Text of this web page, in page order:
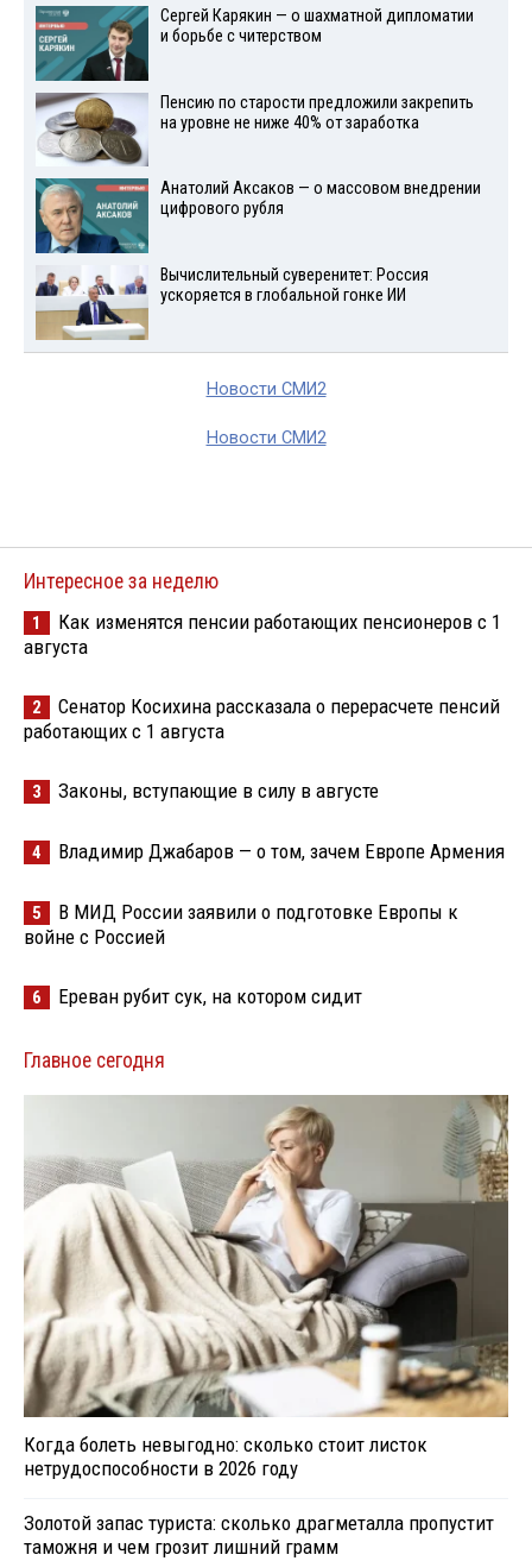
Сергей Карякин — о шахматной дипломатии
и борьбе с читерством
Пенсию по старости предложили закрепить
на уровне не ниже 40% от заработка
Анатолий Аксаков — о массовом внедрении
цифрового рубля
Вычислительный суверенитет: Россия
ускоряется в глобальной гонке ИИ
Новости СМИ2
Новости СМИ2
Интересное за неделю
1
Как изменятся пенсии работающих пенсионеров с 1
августа
2
Сенатор Косихина рассказала о перерасчете пенсий
работающих с 1 августа
3 Законы, вступающие в силу в августе
4 Владимир Джабаров — о том, зачем Европе Армения
5
В МИД России заявили о подготовке Европы к
войне с Россией
6 Ереван рубит сук, на котором сидит
Главное сегодня
Когда болеть невыгодно: сколько стоит листок
нетрудоспособности в 2026 году
Золотой запас туриста: сколько драгметалла пропустит
таможня и чем грозит лишний грамм